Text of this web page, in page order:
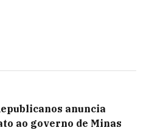
anuncia
ao governo de Minas